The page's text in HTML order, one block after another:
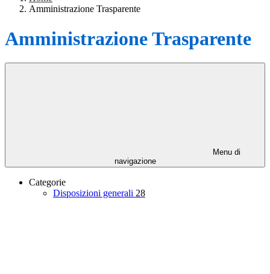
Amministrazione Trasparente
Amministrazione Trasparente
Menu di
navigazione
Categorie
Disposizioni generali 28